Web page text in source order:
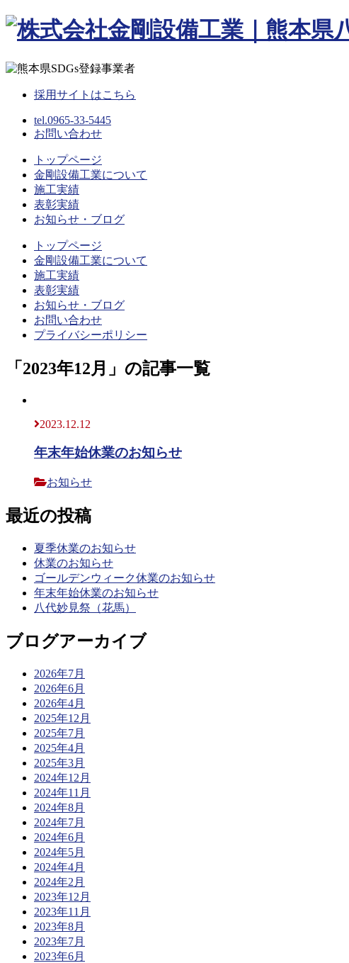
Skip
採用サイトはこちら
tel.0965-33-5445
お問い合わせ
トップページ
金剛設備工業について
施工実績
表彰実績
お知らせ・ブログ
トップページ
金剛設備工業について
施工実績
表彰実績
お知らせ・ブログ
お問い合わせ
プライバシーポリシー
「2023年12月」の記事一覧
2023.12.12
年末年始休業のお知らせ
お知らせ
最近の投稿
夏季休業のお知らせ
休業のお知らせ
ゴールデンウィーク休業のお知らせ
年末年始休業のお知らせ
八代妙見祭（花馬）
ブログアーカイブ
2026年7月
2026年6月
2026年4月
2025年12月
2025年7月
2025年4月
2025年3月
2024年12月
2024年11月
2024年8月
2024年7月
2024年6月
2024年5月
2024年4月
2024年2月
2023年12月
2023年11月
2023年8月
2023年7月
2023年6月